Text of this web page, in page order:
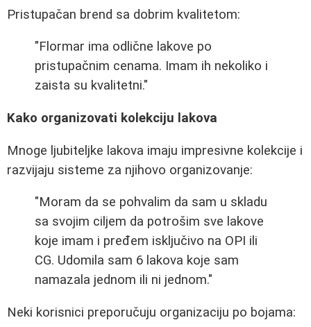
Pristupačan brend sa dobrim kvalitetom:
"Flormar ima odlične lakove po
pristupačnim cenama. Imam ih nekoliko i
zaista su kvalitetni."
Kako organizovati kolekciju lakova
Mnoge ljubiteljke lakova imaju impresivne kolekcije i
razvijaju sisteme za njihovo organizovanje:
"Moram da se pohvalim da sam u skladu
sa svojim ciljem da potrošim sve lakove
koje imam i pređem isključivo na OPI ili
CG. Udomila sam 6 lakova koje sam
namazala jednom ili ni jednom."
Neki korisnici preporučuju organizaciju po bojama: